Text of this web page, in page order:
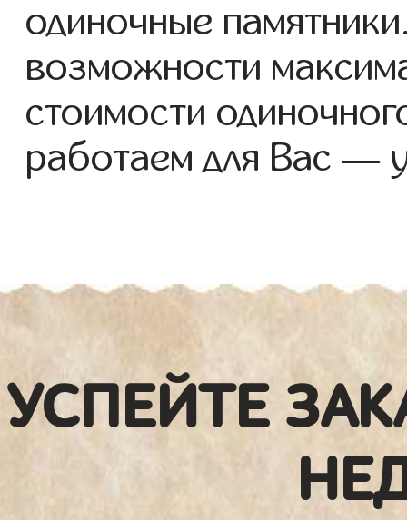
одиночные
возможности
стоимости
работаем для Вас —
УСПЕЙТЕ